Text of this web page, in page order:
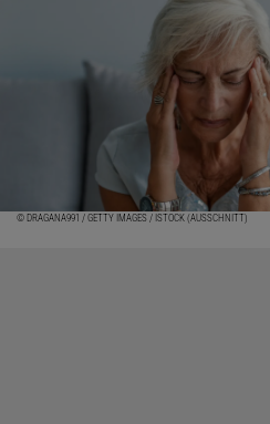
© DRAGANA991 / GETTY IMAGES / ISTOCK (AUSSCHNITT)